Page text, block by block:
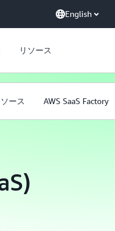
English
リソース
ソース AWS SaaS Factory